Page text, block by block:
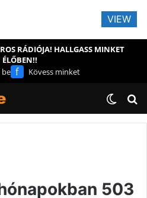
RÁDIÓJA! HALLGASS MINKET
ÉLŐBEN!!
f Kövess minket
503
VIEW